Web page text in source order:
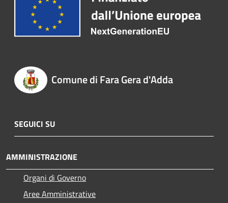
Comune di Fara Gera d'Adda
SEGUICI SU
AMMINISTRAZIONE
Organi di Governo
Aree Amministrative